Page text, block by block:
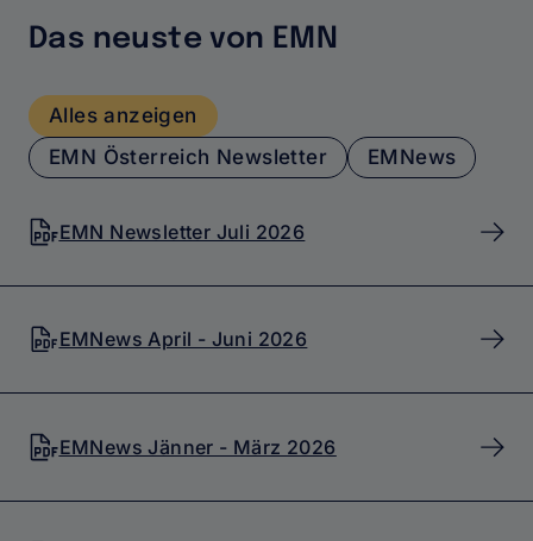
Das neuste von EMN
EMN
Neuigkeiten
Alles anzeigen
EMN Österreich Newsletter
EMNews
EMN Newsletter Juli 2026
EMNews April - Juni 2026
EMNews Jänner - März 2026